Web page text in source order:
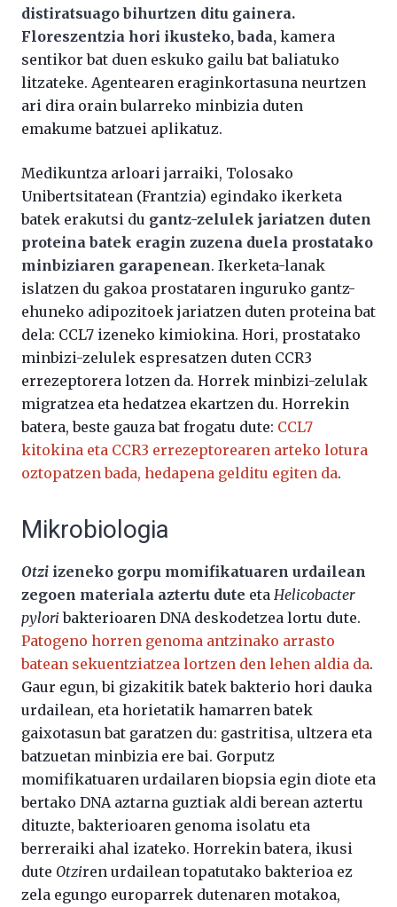
distiratsuago bihurtzen ditu gainera.
Floreszentzia hori ikusteko, bada, kamera
sentikor bat duen eskuko gailu bat baliatuko
litzateke. Agentearen eraginkortasuna neurtzen
ari dira orain bularreko minbizia duten
emakume batzuei aplikatuz.
Medikuntza arloari jarraiki, Tolosako
Unibertsitatean (Frantzia) egindako ikerketa
batek erakutsi du gantz-zelulek jariatzen duten
proteina batek eragin zuzena duela prostatako
minbiziaren garapenean. Ikerketa-lanak
islatzen du gakoa prostataren inguruko gantz-
ehuneko adipozitoek jariatzen duten proteina bat
dela: CCL7 izeneko kimiokina. Hori, prostatako
minbizi-zelulek espresatzen duten CCR3
errezeptorera lotzen da. Horrek minbizi-zelulak
migratzea eta hedatzea ekartzen du. Horrekin
batera, beste gauza bat frogatu dute: CCL7
kitokina eta CCR3 errezeptorearen arteko lotura
oztopatzen bada, hedapena gelditu egiten da.
Mikrobiologia
Otzi izeneko gorpu momifikatuaren urdailean
zegoen materiala aztertu dute eta Helicobacter
pylori bakterioaren DNA deskodetzea lortu dute.
Patogeno horren genoma antzinako arrasto
batean sekuentziatzea lortzen den lehen aldia da.
Gaur egun, bi gizakitik batek bakterio hori dauka
urdailean, eta horietatik hamarren batek
gaixotasun bat garatzen du: gastritisa, ultzera eta
batzuetan minbizia ere bai. Gorputz
momifikatuaren urdailaren biopsia egin diote eta
bertako DNA aztarna guztiak aldi berean aztertu
dituzte, bakterioaren genoma isolatu eta
berreraiki ahal izateko. Horrekin batera, ikusi
dute Otziren urdailean topatutako bakterioa ez
zela egungo europarrek dutenaren motakoa,